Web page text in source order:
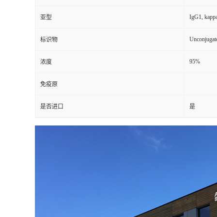
亚型 IgG1,
标识物
浓度 95%
免疫原
是否进口 是